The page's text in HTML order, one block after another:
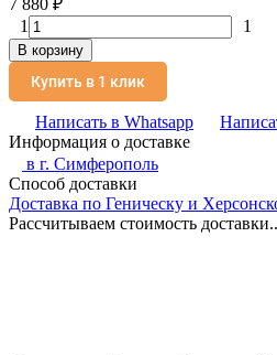
1
1
В корзину
Купить в 1 клик
Написать в Whatsapp
Информация о доставке
в г. Симферополь
Способ доставки
Доставка по Геническу и
Рассчитываем стоимость